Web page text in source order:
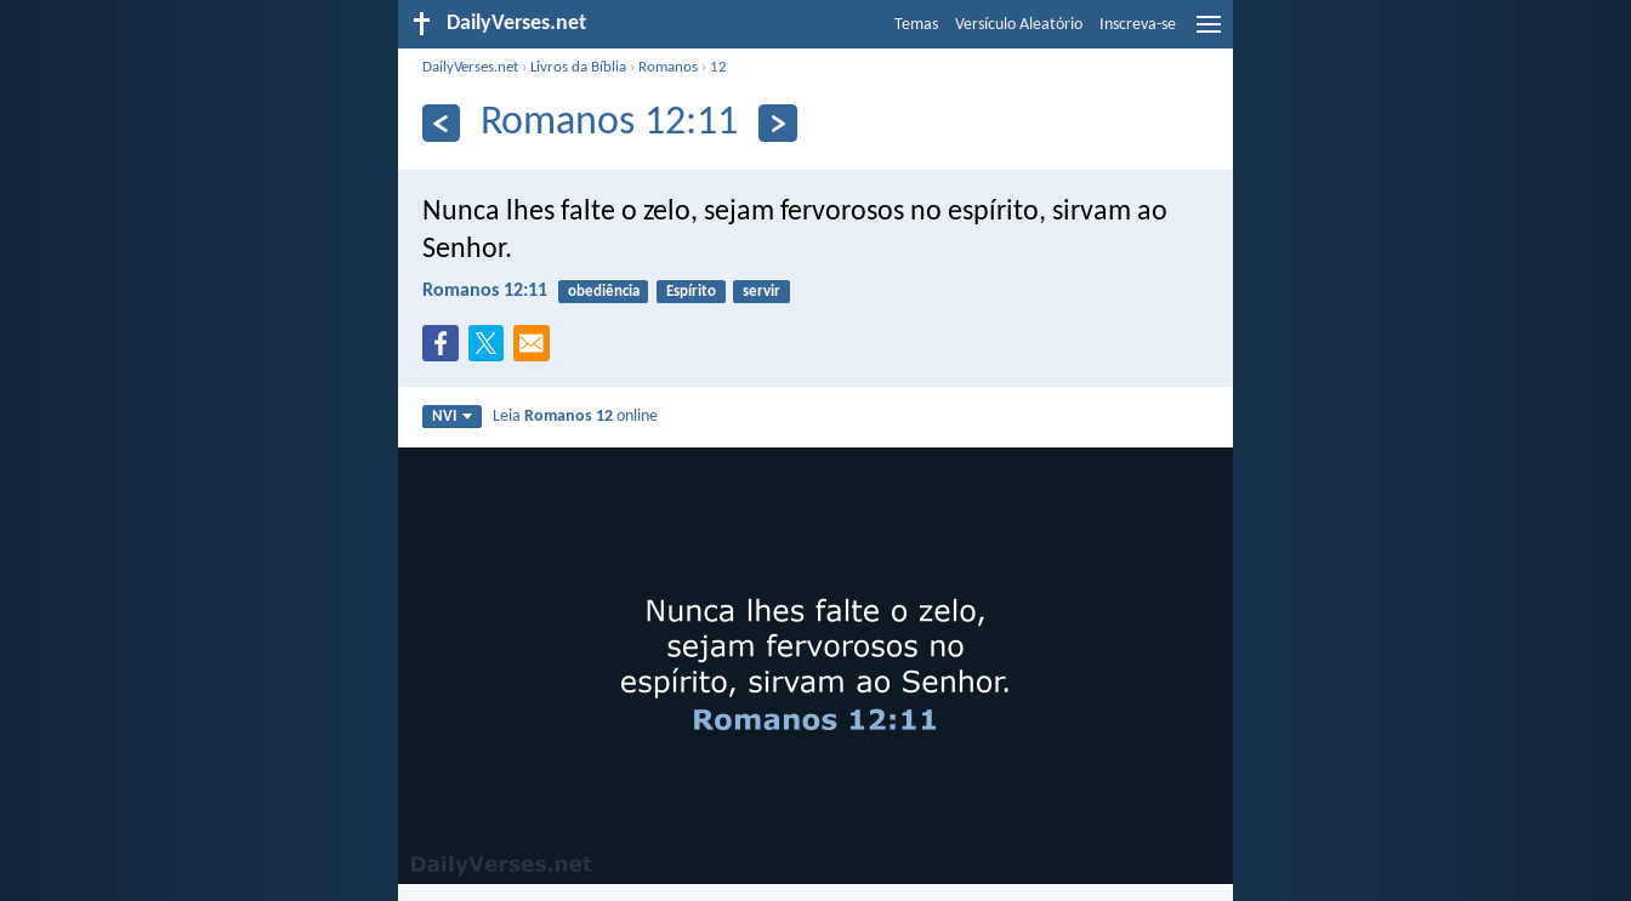
DailyVerses.net Temas Versículo Aleatório Inscreva-se
DailyVerses.net ›Livros da Bíblia › Romanos › 12
Romanos 12:11
Nunca lhes falte o zelo, sejam fervorosos no espírito, sirvam ao
Senhor.
Romanos 12:11 obediência Espírito servir
NVI LeiaRomanos 12 online